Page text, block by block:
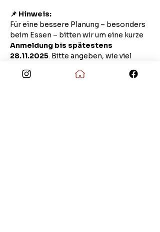
📌 Hinweis:
Für eine bessere Planung – besonders
beim Essen – bitten wir um eine kurze
Anmeldung bis spätestens
28.11.2025. Bitte angeben, wie viel
Dank!